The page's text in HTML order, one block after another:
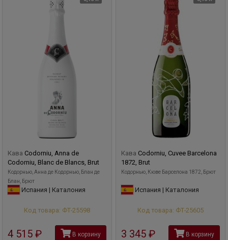
Кава Codorniu, Anna de
Codorniu, Blanc de Blancs, Brut
Кодорнью, Анна де Кодорнью, Блан де
Блан, Брют
Испания | Каталония
Код товара: ФТ-25598
4 515 руб В корзину
Кава Codorniu, Cuvee Barcelona
1872, Brut
Кодорнью, Кюве Барселона 1872, Брют
Испания | Каталония
Код товара: ФТ-25605
3 345 руб В корзину